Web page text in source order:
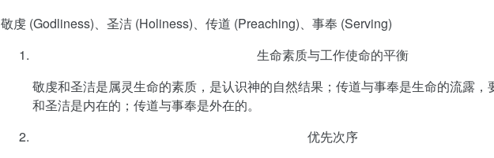
敬虔 (Godliness)、圣洁 (Holiness)、传道 (Preaching)、事奉 (Serving)
生命素质与工作使命的平衡
敬虔和圣洁是属灵生命的素质，是认识神的自然结果；传道与事奉是生命的流露，
和圣洁是内在的；传道与事奉是外在的。
优先次序